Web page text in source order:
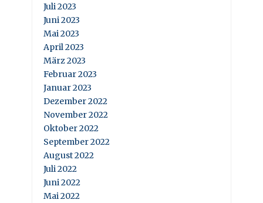
Juli 2023
Juni 2023
Mai 2023
April 2023
März 2023
Februar 2023
Januar 2023
Dezember 2022
November 2022
Oktober 2022
September 2022
August 2022
Juli 2022
Juni 2022
Mai 2022